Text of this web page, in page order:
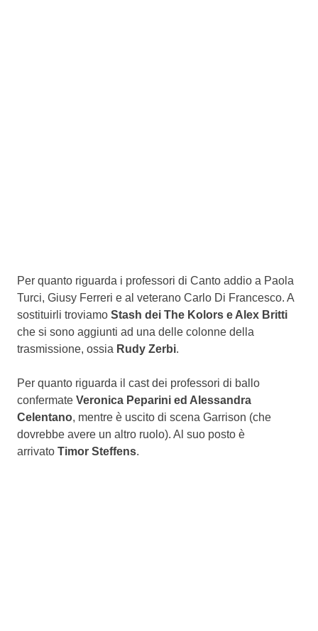
Per quanto riguarda i professori di Canto addio a Paola
Turci, Giusy Ferreri e al veterano Carlo Di Francesco. A
sostituirli troviamo Stash dei The Kolors e Alex Britti
che si sono aggiunti ad una delle colonne della
trasmissione, ossia Rudy Zerbi.
Per quanto riguarda il cast dei professori di ballo
confermate Veronica Peparini ed Alessandra
Celentano, mentre è uscito di scena Garrison (che
dovrebbe avere un altro ruolo). Al suo posto è
arrivato Timor Steffens.